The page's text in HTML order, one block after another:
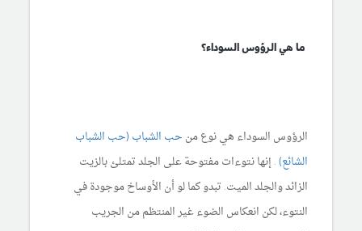
ما هي الرؤوس السوداء؟
الرؤوس السوداء هي نوع من حب الشباب (حب الشباب
الشائع). إنها نتوءات مفتوحة على الجلد تمتلئ بالزيت
الزائد والجلد الميت. تبدو كما لو أن الأوساخ موجودة في
النتوء، لكن انعكاس الضوء غير المنتظم من الجريب